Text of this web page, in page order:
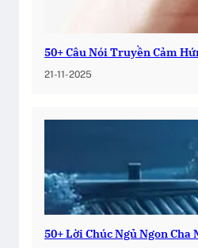
50+ Câu Nói Truyền Cảm
21-11-2025
50+ Lời Chúc Ngủ Ngon